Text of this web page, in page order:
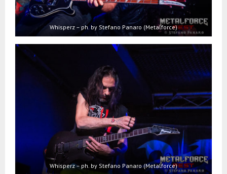
Whisperz – ph. by Stefano Panaro (Metalforce)
Whisperz – ph. by Stefano Panaro (Metalforce)